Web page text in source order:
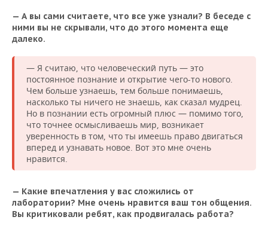
— А вы сами считаете, что все уже узнали? В беседе с
ними вы не скрывали, что до этого момента еще
далеко.
— Я считаю, что человеческий путь — это
постоянное познание и открытие чего-то нового.
Чем больше узнаешь, тем больше понимаешь,
насколько ты ничего не знаешь, как сказал мудрец.
Но в познании есть огромный плюс — помимо того,
что точнее осмысливаешь мир, возникает
уверенность в том, что ты имеешь право двигаться
вперед и узнавать новое. Вот это мне очень
нравится.
— Какие впечатления у вас сложились от
лаборатории? Мне очень нравится ваш тон общения.
Вы критиковали ребят, как продвигалась работа?